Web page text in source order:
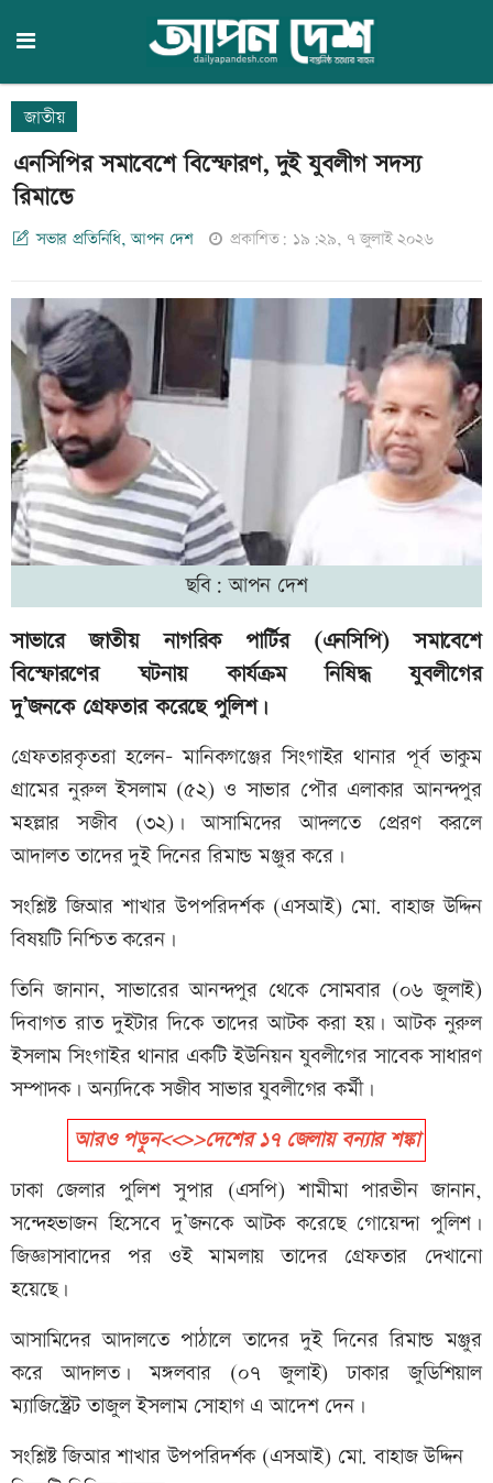
জাতীয়
এনসিপির সমাবেশে বিস্ফোরণ, দুই যুবলীগ সদস্য
রিমান্ডে
সভার প্রতিনিধি, আপন দেশ প্রকাশিত: ১৯:২৯, ৭ জুলাই ২০২৬
ছবি: আপন দেশ
সাভারে জাতীয় নাগরিক পার্টির (এনসিপি) সমাবেশে
বিস্ফোরণের ঘটনায় কার্যক্রম নিষিদ্ধ যুবলীগের
দু’জনকে গ্রেফতার করেছে পুলিশ।
গ্রেফতারকৃতরা হলেন- মানিকগঞ্জের সিংগাইর থানার পূর্ব ভাকুম
গ্রামের নুরুল ইসলাম (৫২) ও সাভার পৌর এলাকার আনন্দপুর
মহল্লার সজীব (৩২)। আসামিদের আদলতে প্রেরণ করলে
আদালত তাদের দুই দিনের রিমান্ড মঞ্জুর করে।
সংশ্লিষ্ট জিআর শাখার উপপরিদর্শক (এসআই) মো. বাহাজ উদ্দিন
বিষয়টি নিশ্চিত করেন।
তিনি জানান, সাভারের আনন্দপুর থেকে সোমবার (০৬ জুলাই)
দিবাগত রাত দুইটার দিকে তাদের আটক করা হয়। আটক নুরুল
ইসলাম সিংগাইর থানার একটি ইউনিয়ন যুবলীগের সাবেক সাধারণ
সম্পাদক। অন্যদিকে সজীব সাভার যুবলীগের কর্মী।
আরও পড়ুন<<>>দেশের ১৭ জেলায় বন্যার শঙ্কা
ঢাকা জেলার পুলিশ সুপার (এসপি) শামীমা পারভীন জানান,
সন্দেহভাজন হিসেবে দু’জনকে আটক করেছে গোয়েন্দা পুলিশ।
জিজ্ঞাসাবাদের পর ওই মামলায় তাদের গ্রেফতার দেখানো
হয়েছে।
আসামিদের আদালতে পাঠালে তাদের দুই দিনের রিমান্ড মঞ্জুর
করে আদালত। মঙ্গলবার (০৭ জুলাই) ঢাকার জুডিশিয়াল
ম্যাজিস্ট্রেট তাজুল ইসলাম সোহাগ এ আদেশ দেন।
সংশ্লিষ্ট জিআর শাখার উপপরিদর্শক (এসআই) মো. বাহাজ উদ্দিন